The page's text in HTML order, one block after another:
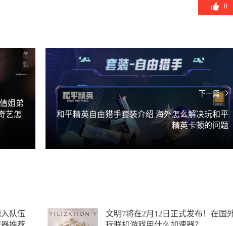
0
姐弟
艺怎
下一篇
和平精英自由猎手套装介绍 海外怎么解决玩和平
精英卡顿的问题
队伍
文明7将在2月12日正式发布！在国